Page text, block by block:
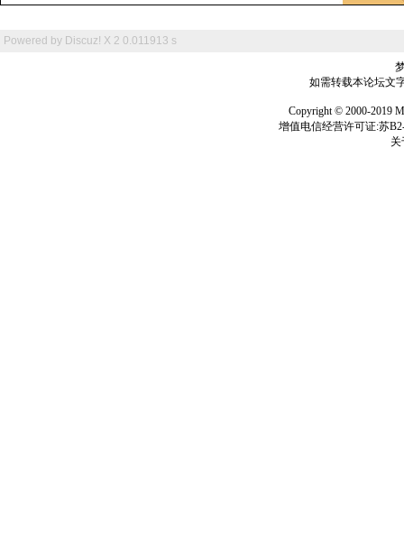
Powered by Discuz! X 2 0.011913 s
如需转载本论坛文
Copyright © 2000-2019
增值电信经营许可证:苏
关